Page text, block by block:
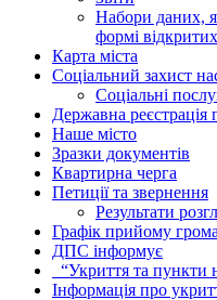
Набори даних,
формі
Карта міста
Соціальний захист
Соціальні
Державна
Наше місто
Зразки документів
Квартирна черга
Петиції та звернення
Результати
Графік прийому
ДПС інформує
“Укриття та пункти
Інформація про